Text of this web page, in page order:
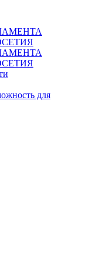
2015 г
(10)№98 2
2014 г
14
11 июля
г
для